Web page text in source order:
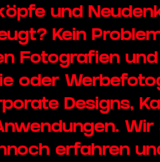
und
Kein
Fotografien und
oder
Designs,
erfahren